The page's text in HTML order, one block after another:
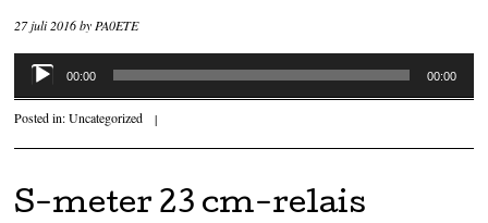
27 juli 2016by PA0ETE
Audiospeler
00:00 00:00
Posted in:Uncategorized |
S-meter 23 cm-relais